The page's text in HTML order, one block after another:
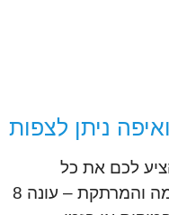
לכם את כל
האפשרויות לצפייה בעונה החמימה והמרתקת – עונה 8